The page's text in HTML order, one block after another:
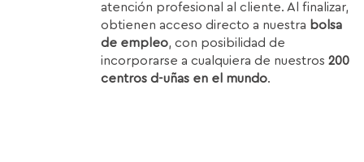
atención profesional al cliente. Al finalizar,
obtienen acceso directo a nuestra bolsa
de empleo, con posibilidad de
incorporarse a cualquiera de nuestros200
centros d-uñas en el mundo.